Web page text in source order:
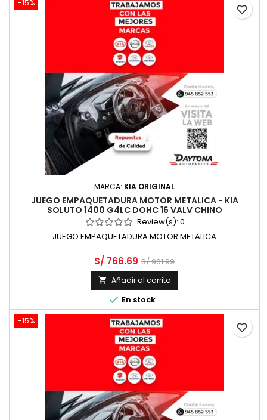
-15%
MARCA: KIA ORIGINAL
JUEGO EMPAQUETADURA MOTOR METALICA - KIA
SOLUTO 1400 G4LC DOHC 16 VALV CHINO
Review(s): 0
JUEGO EMPAQUETADURA MOTOR METALICA
S/ 766.69 S/ 901.99
 Añadir al carrito
 En stock
favorite_border
-15%
favorite_border